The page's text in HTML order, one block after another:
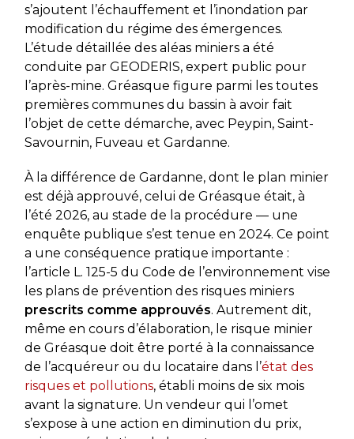
s’ajoutent l’échauffement et l’inondation par
modification du régime des émergences.
L’étude détaillée des aléas miniers a été
conduite par GEODERIS, expert public pour
l’après-mine. Gréasque figure parmi les toutes
premières communes du bassin à avoir fait
l’objet de cette démarche, avec Peypin, Saint-
Savournin, Fuveau et Gardanne.
À la différence de Gardanne, dont le plan minier
est déjà approuvé, celui de Gréasque était, à
l’été 2026, au stade de la procédure — une
enquête publique s’est tenue en 2024. Ce point
a une conséquence pratique importante :
l’article L. 125-5 du Code de l’environnement vise
les plans de prévention des risques miniers
prescrits comme approuvés. Autrement dit,
même en cours d’élaboration, le risque minier
de Gréasque doit être porté à la connaissance
de l’acquéreur ou du locataire dans l’état des
risques et pollutions, établi moins de six mois
avant la signature. Un vendeur qui l’omet
s’expose à une action en diminution du prix,